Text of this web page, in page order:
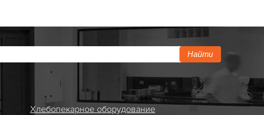
Найти
Хлебопекарное оборудование